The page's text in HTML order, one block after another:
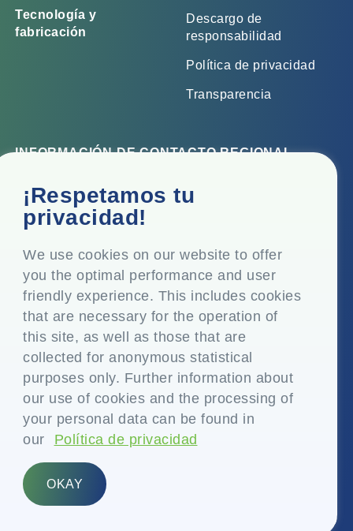
¡Respetamos tu
privacidad!
We use cookies on our website to offer
you the optimal performance and user
friendly experience. This includes cookies
that are necessary for the operation of
this site, as well as those that are
collected for anonymous statistical
purposes only. Further information about
our use of cookies and the processing of
your personal data can be found in
our
Política de privacidad
OKAY
Tecnología y
fabricación
Descargo de
responsabilidad
Política de privacidad
Transparencia
INFORMACIÓN DE CONTACTO REGIONAL
Oficina corporativa
Top Floor, Times Tower, Kamala City, Senapati Bapat
Marg, Lower Parel, Mumbai - 400 013, Maharashtra,
Domicilio social
P.O. Vasind, Taluka Shahapur, Dist. Thane - 421 604,
Maharashtra India
+91-22-24819000
info@eplglobal.com
Spanish
Copyright © 2026- EPL Limited
(anteriormente conocida como Essel Propack Limited)